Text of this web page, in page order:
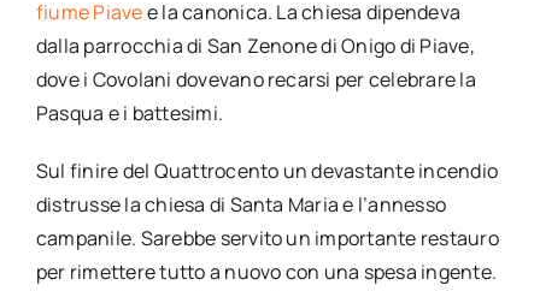
fiume Piavee la canonica. La chiesa dipendeva
dalla parrocchia di San Zenone di Onigo di Piave,
dove i Covolani dovevano recarsi per celebrare la
Pasqua e i battesimi.
Sul finire del Quattrocento un devastante incendio
distrusse la chiesa di Santa Maria e l’annesso
campanile. Sarebbe servito un importante restauro
per rimettere tutto a nuovo con una spesa ingente.